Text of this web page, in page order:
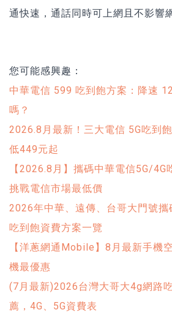
通快速，通話同時可上網且不影響
您可能感興趣：
中華電信 599 吃到飽方案：降速
嗎？
2026.8月最新！三大電信 5G吃到
低449元起
【2026.8月】攜碼中華電信5G/4G
挑戰電信市場最低價
2026年中華、遠傳、台哥大門號攜
吃到飽資費方案一覽
【洋蔥網通Mobile】8月最新手機
機最優惠
(7月最新)2026台灣大哥大4g網路
薦，4G、5G資費表